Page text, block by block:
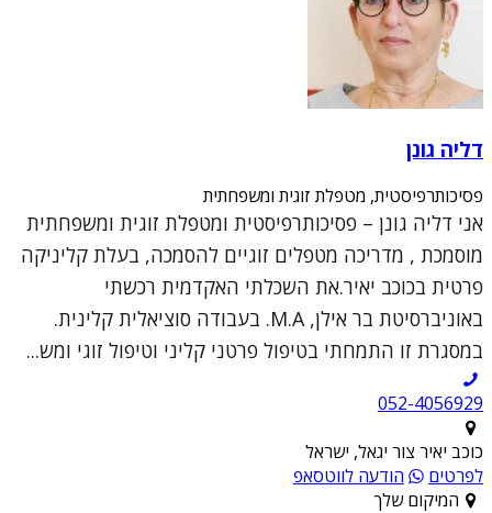
דליה גונן
פסיכותרפיסטית, מטפלת זוגית ומשפחתית
אני דליה גונן – פסיכותרפיסטית ומטפלת זוגית ומשפחתית
מוסמכת , מדריכה מטפלים זוגיים להסמכה, בעלת קליניקה
פרטית בכוכב יאיר.את השכלתי האקדמית רכשתי
באוניברסיטת בר אילן, M.A. בעבודה סוציאלית קלינית.
במסגרת זו התמחתי בטיפול פרטני קליני וטיפול זוגי ומש...
052-4056929
כוכב יאיר צור יגאל, ישראל
לפרטים
הודעה לווטסאפ
המיקום שלך